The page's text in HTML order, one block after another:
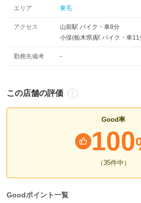
エリア 東毛
アクセス
山前駅 バイク・車8分
小俣(栃木県)駅 バイク・車11
勤務先備考 -
この店舗の評価
Good率
100
（35件中 ）
Goodポイント一覧